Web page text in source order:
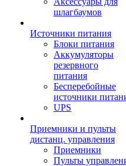
шлагбаумов
Источники питания
Блоки питания
Аккумуляторы
резервного
питания
Бесперебойные
источники
UPS
Приемники и пульты
дистанц. управления
Приемники
Пульты